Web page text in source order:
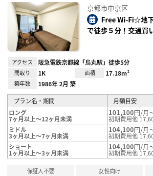
京都市中京区
Free Wi-Fi☆地
で徒歩５分！交通
アクセス 阪急電鉄京都線「烏丸駅」徒歩5分
間取り 1K 面積 17.18m²
築年数 1986年 2月 築
プラン名・期間
月額目安
ロング
7ヶ月以上～12ヶ月未満
101,100円/月
初期費用他
ミドル
3ヶ月以上～7ヶ月未満
104,100円/月
初期費用他
ショート
1ヶ月以上～3ヶ月未満
104,100円/月
初期費用他
保証人不要 女性向け